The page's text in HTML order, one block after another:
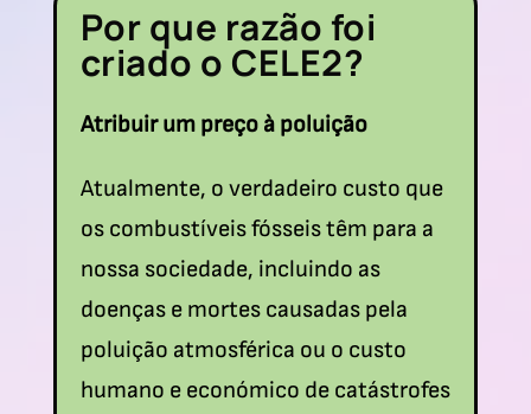
Por que razão foi
criado o CELE2?
Atribuir um preço à poluição
Atualmente, o verdadeiro custo que
os combustíveis fósseis têm para a
nossa sociedade, incluindo as
doenças e mortes causadas pela
poluição atmosférica ou o custo
humano e económico de catástrofes